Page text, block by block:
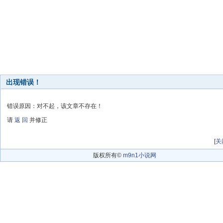
出现错误！
错误原因：对不起，该文章不存在！
请 返 回 并修正
[关
版权所有© m9n1小说网